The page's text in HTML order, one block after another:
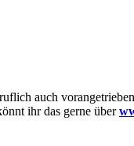
auch
ihr das gerne über